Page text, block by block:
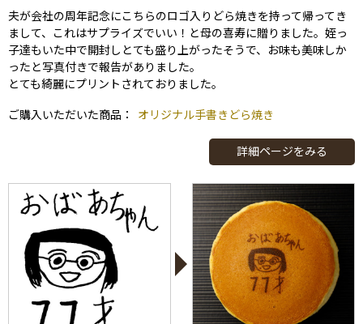
夫が会社の周年記念にこちらのロゴ入りどら焼きを持って帰ってき
まして、これはサプライズでいい！と母の喜寿に贈りました。姪っ
子達もいた中で開封しとても盛り上がったそうで、お味も美味しか
ったと写真付きで報告がありました。
とても綺麗にプリントされておりました。
ご購入いただいた商品： オリジナル手書きどら焼き
詳細ページをみる